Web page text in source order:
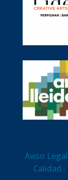
Aviso Legal
Calidad ·